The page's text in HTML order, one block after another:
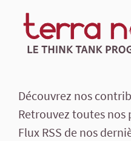
Découvrez nos
Retrouvez toutes
Flux RSS de nos